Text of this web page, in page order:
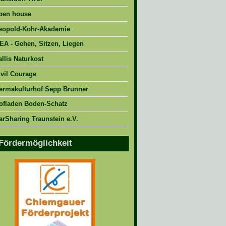
house
Kohr-Akademie
- Gehen, Sitzen, Liegen
Naturkost
Courage
Sepp Brunner
Boden-Schatz
Traunstein e.V.